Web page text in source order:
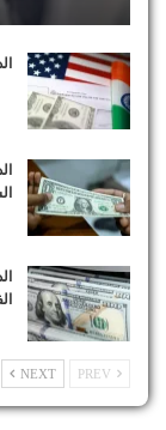
NEXT